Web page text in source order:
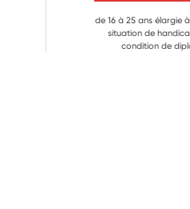
de 16 à 25 ans élargie
situation de
condition de